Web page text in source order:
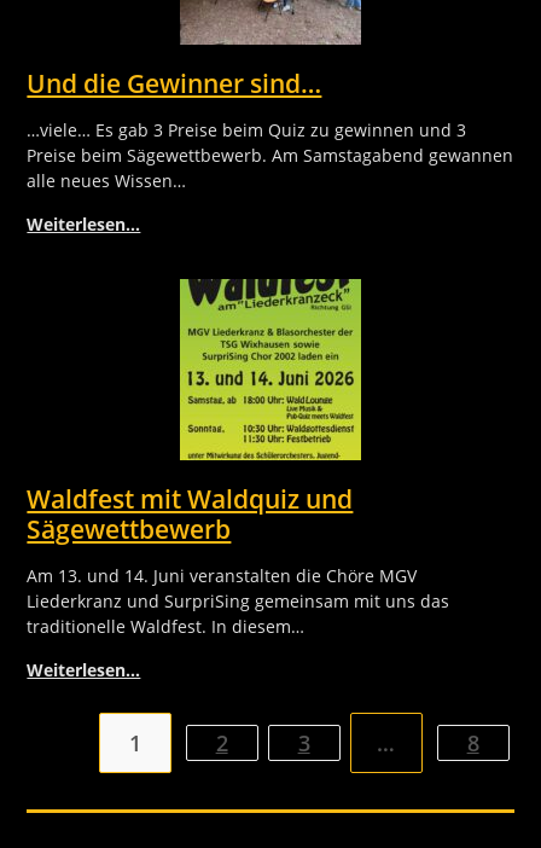
Und die Gewinner sind…
…viele… Es gab 3 Preise beim Quiz zu gewinnen und 3
Preise beim Sägewettbewerb. Am Samstagabend gewannen
alle neues Wissen…
Weiterlesen…
Waldfest mit Waldquiz und
Sägewettbewerb
Am 13. und 14. Juni veranstalten die Chöre MGV
Liederkranz und SurpriSing gemeinsam mit uns das
traditionelle Waldfest. In diesem…
Weiterlesen…
1 2 3 … 8